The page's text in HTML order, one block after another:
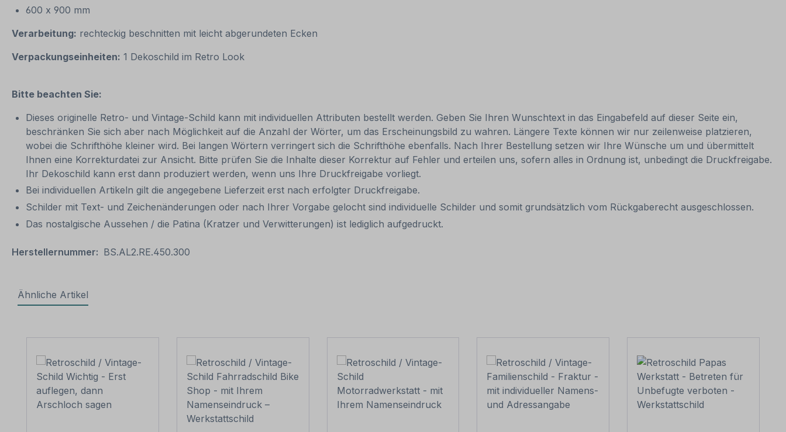
600 x 900 mm
Verarbeitung: rechteckig beschnitten mit leicht abgerundeten Ecken
Verpackungseinheiten: 1 Dekoschild im Retro Look
Bitte beachten Sie:
Dieses originelle Retro- und Vintage-Schild kann mit individuellen Attributen bestellt werden. Geben Sie Ihren Wunschtext in das Eingabefeld auf dieser Seite ein,
beschränken Sie sich aber nach Möglichkeit auf die Anzahl der Wörter, um das Erscheinungsbild zu wahren. Längere Texte können wir nur zeilenweise platzieren,
wobei die Schrifthöhe kleiner wird. Bei langen Wörtern verringert sich die Schrifthöhe ebenfalls. Nach Ihrer Bestellung setzen wir Ihre Wünsche um und übermittelt
Ihnen eine Korrekturdatei zur Ansicht. Bitte prüfen Sie die Inhalte dieser Korrektur auf Fehler und erteilen uns, sofern alles in Ordnung ist, unbedingt die Druckfreigabe.
Ihr Dekoschild kann erst dann produziert werden, wenn uns Ihre Druckfreigabe vorliegt.
Bei individuellen Artikeln gilt die angegebene Lieferzeit erst nach erfolgter Druckfreigabe.
Schilder mit Text- und Zeichenänderungen oder nach Ihrer Vorgabe gelocht sind individuelle Schilder und somit grundsätzlich vom Rückgaberecht ausgeschlossen.
Das nostalgische Aussehen / die Patina (Kratzer und Verwitterungen) ist lediglich aufgedruckt.
Herstellernummer: BS.AL2.RE.450.300
Ähnliche Artikel